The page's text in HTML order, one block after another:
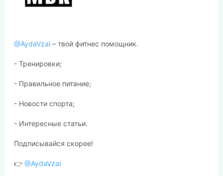
@AydaVzal – твой фитнес помощник.
- Тренировки;
- Правильное питание;
- Новости спорта;
- Интересные статьи.
Подписывайся скорее!
👉 @AydaVzal